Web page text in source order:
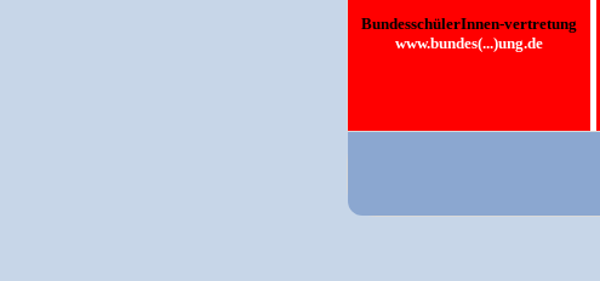
BundesschülerInnen-vertretung
www.bundes(...)ung.de